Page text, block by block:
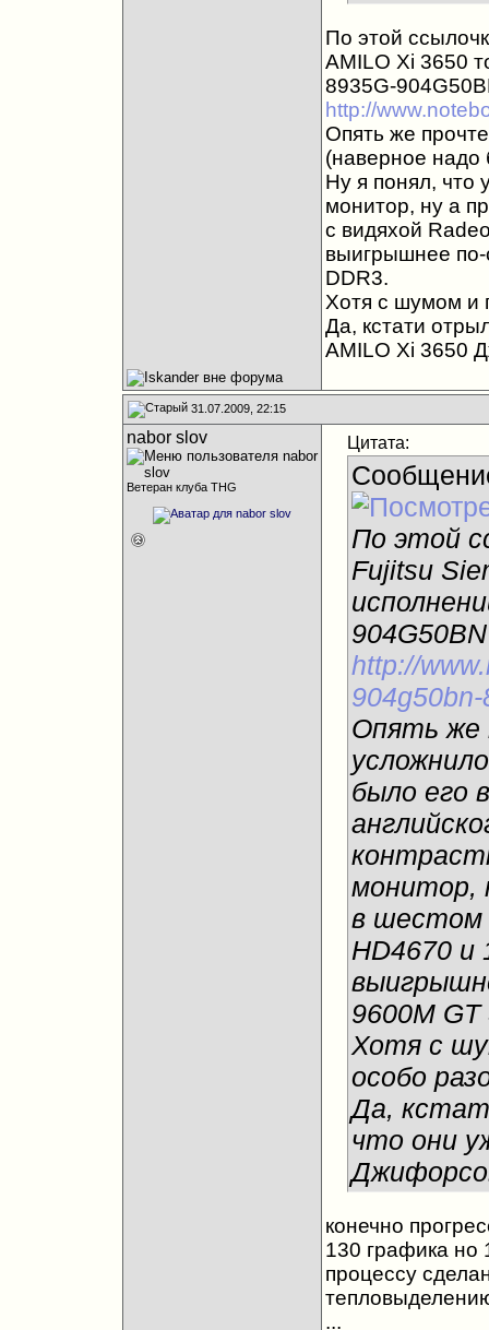
По этой
AMILO Xi 3650
8935G-
http://
Опять же
(наверное надо
Ну я понял, что
монитор, ну а
с видяхой
выигрышнее
DDR3.
Хотя с шумом и
Да, кстати
AMILO Xi 3650
31.07.2009, 22:15
nabor slov
Ветеран клуба THG
Цитата:
По этой
Fujitsu
904G50BN
http://
904g50bn-
Опять же
было его
монитор,
в шестом
HD4670 и
9600M
Хотя с
особо
Да,
что они
конечно
130 графика но
процессу
...